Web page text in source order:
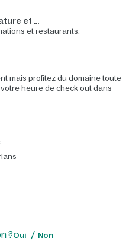
et …
et restaurants.
mais profitez du domaine toute
heure de check-out dans
?Oui Non